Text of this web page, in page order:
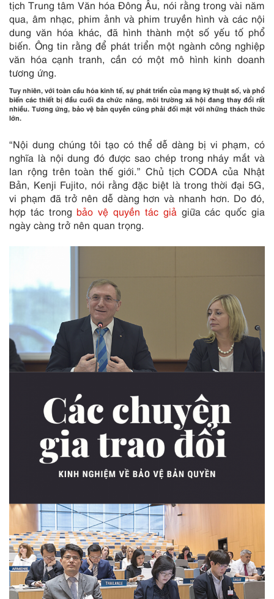
tịch Trung tâm Văn hóa Đông Âu, nói rằng trong vài năm
qua, âm nhạc, phim ảnh và phim truyền hình và các nội
dung văn hóa khác, đã hình thành một số yếu tố phổ
biến. Ông tin rằng để phát triển một ngành công nghiệp
văn hóa cạnh tranh, cần có một mô hình kinh doanh
tương ứng.
Tuy nhiên, với toàn cầu hóa kinh tế, sự phát triển của mạng kỹ thuật số, và phổ
biến các thiết bị đầu cuối đa chức năng, môi trường xã hội đang thay đổi rất
nhiều. Tương ứng, bảo vệ bản quyền cũng phải đối mặt với những thách thức
lớn.
“Nội dung chúng tôi tạo có thể dễ dàng bị vi phạm, có
nghĩa là nội dung đó được sao chép trong nháy mắt và
lan rộng trên toàn thế giới.” Chủ tịch CODA của Nhật
Bản, Kenji Fujito, nói rằng đặc biệt là trong thời đại 5G,
vi phạm đã trở nên dễ dàng hơn và nhanh hơn. Do đó,
hợp tác trong bảo vệ quyền tác giả giữa các quốc gia
ngày càng trở nên quan trọng.